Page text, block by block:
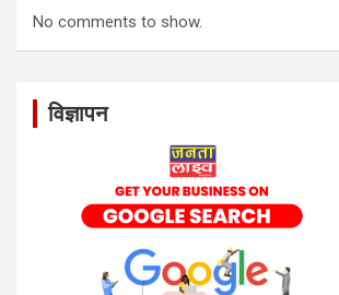
No comments to show.
विज्ञापन